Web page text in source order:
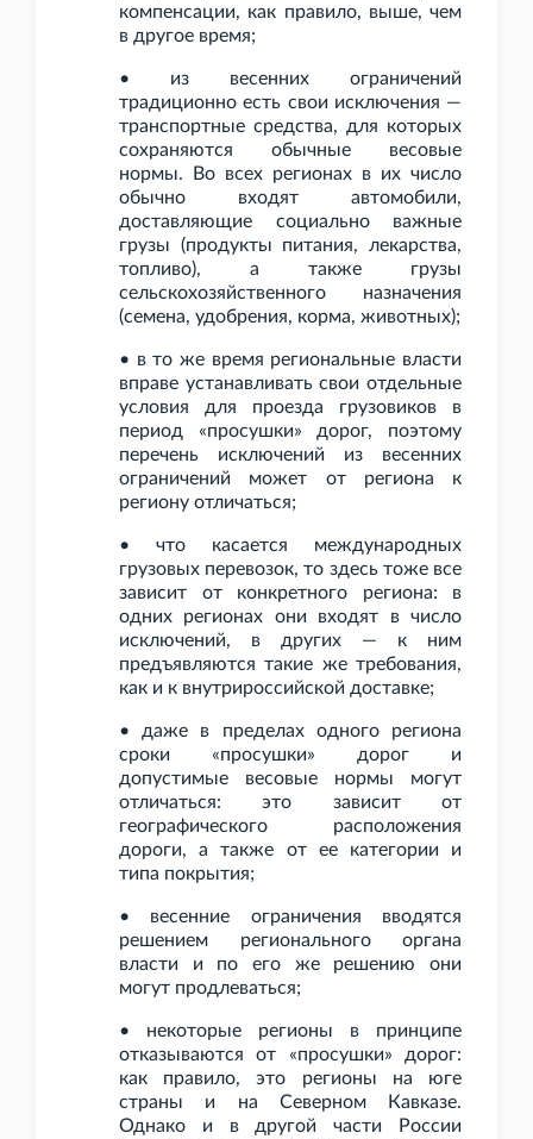
компенсации, как правило, выше, чем
в другое время;
• из весенних ограничений
традиционно есть свои исключения —
транспортные средства, для которых
сохраняются обычные весовые
нормы. Во всех регионах в их число
обычно входят автомобили,
доставляющие социально важные
грузы (продукты питания, лекарства,
топливо), а также грузы
сельскохозяйственного назначения
(семена, удобрения, корма, животных);
• в то же время региональные власти
вправе устанавливать свои отдельные
условия для проезда грузовиков в
период «просушки» дорог, поэтому
перечень исключений из весенних
ограничений может от региона к
региону отличаться;
• что касается международных
грузовых перевозок, то здесь тоже все
зависит от конкретного региона: в
одних регионах они входят в число
исключений, в других — к ним
предъявляются такие же требования,
как и к внутрироссийской доставке;
• даже в пределах одного региона
сроки «просушки» дорог и
допустимые весовые нормы могут
отличаться: это зависит от
географического расположения
дороги, а также от ее категории и
типа покрытия;
• весенние ограничения вводятся
решением регионального органа
власти и по его же решению они
могут продлеваться;
• некоторые регионы в принципе
отказываются от «просушки» дорог:
как правило, это регионы на юге
страны и на Северном Кавказе.
Однако и в другой части России